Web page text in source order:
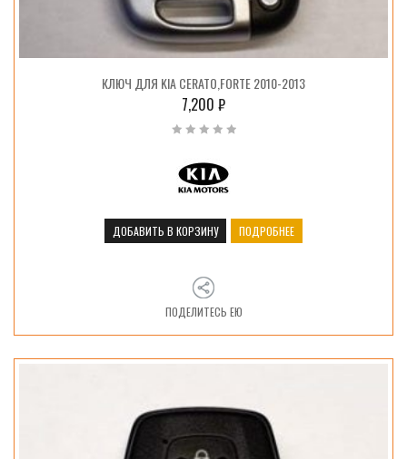
КЛЮЧ ДЛЯ KIA CERATO,FORTE 2010-2013
7,200 ₽
ДОБАВИТЬ В КОРЗИНУ ПОДРОБНЕЕ
ПОДЕЛИТЕСЬ ЕЮ